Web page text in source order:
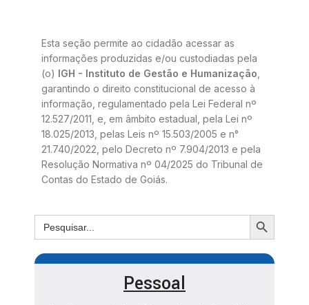
Esta seção permite ao cidadão acessar as
informações produzidas e/ou custodiadas pela
(o) IGH - Instituto de Gestão e Humanização
garantindo o direito constitucional de acesso à
informação, regulamentado pela Lei Federal nº
12.527/2011, e, em âmbito estadual, pela Lei nº
18.025/2013, pelas Leis nº 15.503/2005 e n°
21.740/2022, pelo Decreto nº 7.904/2013 e pela
Resolução Normativa nº 04/2025 do Tribunal de
Contas do Estado de Goiás.
Pessoal